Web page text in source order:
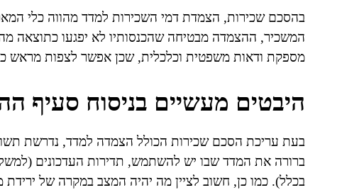
בהסכם שכירות, הצמדת דמי השכירות למדד מהווה כלי
המשכיר, ההצמדה מבטיחה שהכנסותיו לא יפגעו כתוצאה
מספקת ודאות משפטית וכלכלית, שכן אפשר לצפות מראש
היבטים מעשיים בניסוח סעיף
בעת עריכת הסכם שכירות הכולל הצמדה למדד, נדרשת
ברורה את המדד שבו יש להשתמש, תדירות העדכונים
בכלל). כמו כן, חשוב לציין מה יהיה המצב במקרה של ירידת